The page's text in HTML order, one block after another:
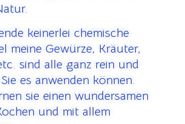
keinerlei chemische
meine Gewürze, Kräuter,
sind alle ganz rein und
es anwenden können.
sie einen wundersamen
und mit allem